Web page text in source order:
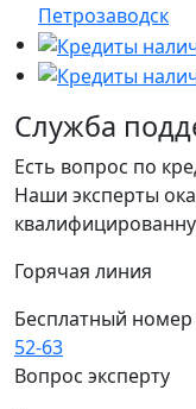
Петрозаводск
Служба
Есть вопрос по
Наши эксперты
Горячая линия
Бесплатный
52-63
Вопрос эксперту